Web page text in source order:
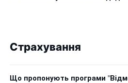
Страхування
Що пропонують програми